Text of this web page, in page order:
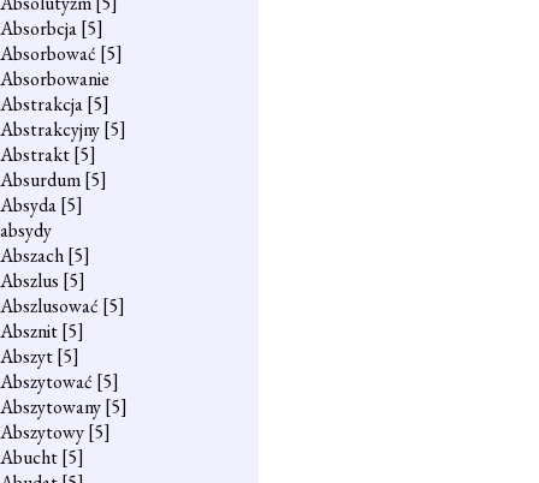
Absorbcja[5]
Absorbować [5]
Absorbowanie
Abstrakcja[5]
Abstrakcyjny[5]
Abstrakt[5]
Absurdum[5]
Absyda[5]
absydy
Abszach[5]
Abszlus [5]
Abszlusować [5]
Absznit[5]
Abszyt[5]
Abszytować [5]
Abszytowany[5]
Abszytowy[5]
Abucht[5]